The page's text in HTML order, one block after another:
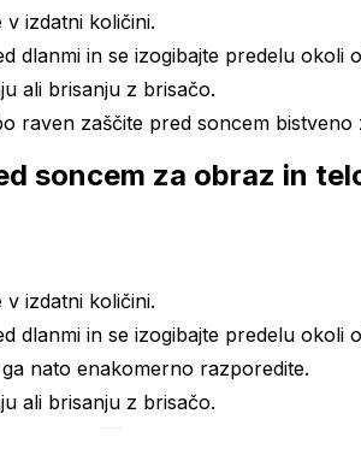
izdatni količini.
dlanmi in se izogibajte predelu okoli
ali brisanju z brisačo.
raven zaščite pred soncem bistveno
soncem za obraz in
izdatni količini.
dlanmi in se izogibajte predelu okoli
nato enakomerno razporedite.
ali brisanju z brisačo.
raven zaščite pred soncem bistveno